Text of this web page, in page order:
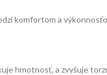
komfortom a
hmotnosť, a zvyšuje